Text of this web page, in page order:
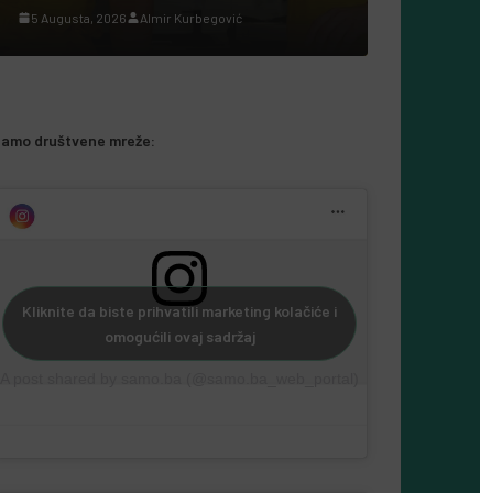
A post shared by samo.ba (@samo.ba_web_portal)
omogućili ovaj sadržaj